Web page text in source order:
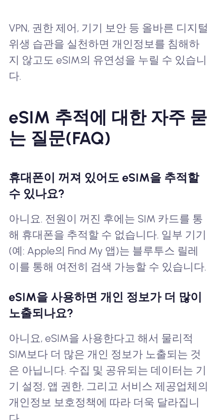
VPN, 권한 제어, 기기 보안 등 올바른 디지털
위생 습관을 실천하면 개인정보를 침해하
지 않고도 eSIM의 유연성을 누릴 수 있습니
다.
eSIM 추적에 대한 자주 묻
는 질문(FAQ)
휴대폰이 꺼져 있어도 eSIM을 추적할
수 있나요?
아니요. 전원이 꺼진 후에는 SIM 카드를 통
해 휴대폰을 추적할 수 없습니다. 일부 기기
(예: Apple의 Find My 앱)는 블루투스 릴레
이를 통해 여전히 검색 가능할 수 있습니다.
eSIM을 사용하면 개인 정보가 더 많이
노출되나요?
아니요, eSIM을 사용한다고 해서 물리적
SIM보다 더 많은 개인 정보가 노출되는 것
은 아닙니다. 수집 및 공유되는 데이터는 기
기 설정, 앱 권한, 그리고 서비스 제공업체의
개인정보 보호정책에 따라 더욱 달라집니